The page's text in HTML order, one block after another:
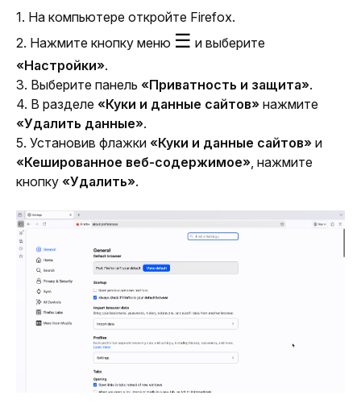
1. На компьютере откройте Firefox.
2. Нажмите кнопку меню ☰
«Настройки».
3. Выберите панель «Приватность и защита».
4. В разделе «Куки и данные сайтов»
«Удалить данные».
5. Установив флажки «Куки и данные сайтов»
«Кешированное веб-содержимое», нажмите
кнопку «Удалить».